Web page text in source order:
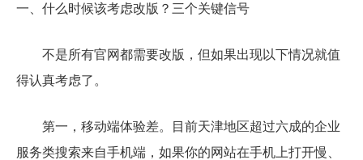
一、什么时候该考虑改版？三个关键信号
不是所有官网都需要改版，但如果出现以下情况就值
得认真考虑了。
第一，移动端体验差。目前天津地区超过六成的企业
服务类搜索来自手机端，如果你的网站在手机上打开慢、